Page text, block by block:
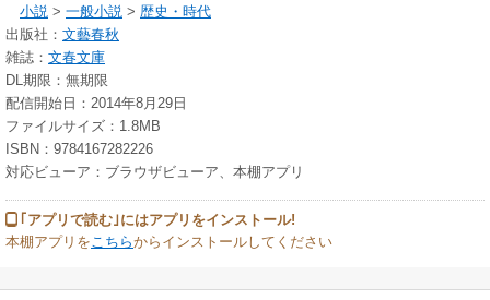
小説 > 一般小説 > 歴史・時代
出版社： 文藝春秋
雑誌： 文春文庫
DL期限：無期限
配信開始日：2014年8月29日
ファイルサイズ：1.8MB
ISBN：9784167282226
対応ビューア：ブラウザビューア、本棚アプリ
｢アプリで読む｣にはアプリをインストール!
本棚アプリをこちらからインストールしてください